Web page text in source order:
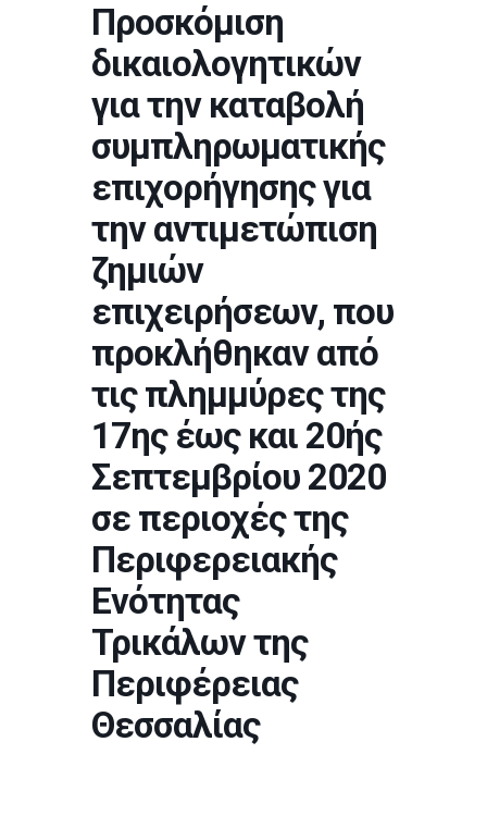
Προσκόμιση
δικαιολογητικών
για την καταβολή
συμπληρωματικής
επιχορήγησης για
την αντιμετώπιση
ζημιών
επιχειρήσεων, που
προκλήθηκαν από
τις πλημμύρες της
17ης έως και 20ής
Σεπτεμβρίου 2020
σε περιοχές της
Περιφερειακής
Ενότητας
Τρικάλων της
Περιφέρειας
Θεσσαλίας